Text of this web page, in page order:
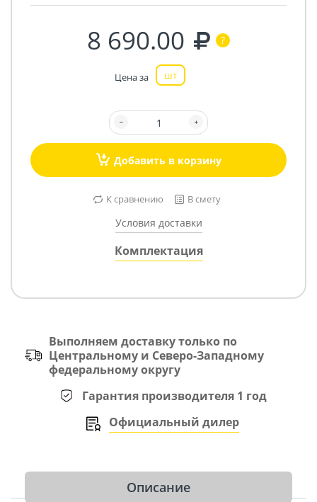
8 690.00
Цена за шт
Добавить в корзину
К сравнению В смету
Условия доставки
Комплектация
Выполняем доставку только по
Центральному и Северо-Западному
федеральному округу
Гарантия производителя 1 год
Официальный дилер
Описание